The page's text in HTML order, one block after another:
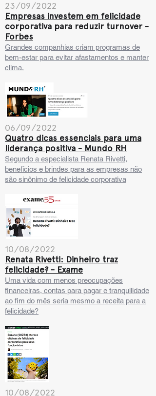
23/09/2022
Empresas investem em felicidade
corporativa para reduzir turnover -
Forbes
Grandes companhias criam programas de
bem-estar para evitar afastamentos e manter
clima.
06/09/2022
Quatro dicas essenciais para uma
liderança positiva - Mundo RH
Segundo a especialista Renata Rivetti,
benefícios e brindes para as empresas não
são sinônimo de felicidade corporativa
10/08/2022
Renata Rivetti: Dinheiro traz
felicidade? - Exame
Uma vida com menos preocupações
financeiras, contas para pagar e tranquilidade
ao fim do mês seria mesmo a receita para a
felicidade?
10/08/2022